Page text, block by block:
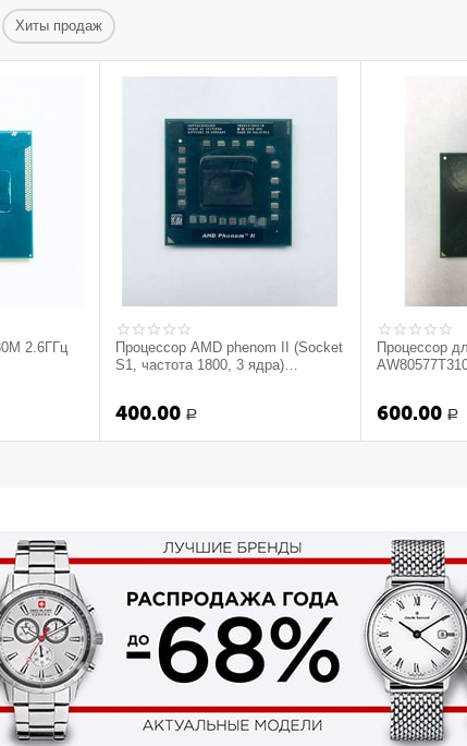
Хиты продаж
2.6ГГц
Процессор AMD phenom II (Socket
S1, частота 1800, 3 ядра)
400.00 Р
Процессор
600.00 Р